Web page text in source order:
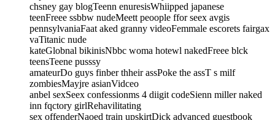
chsney gay blogTeenn enuresisWhiipped japanese
teenFreee ssbbw nudeMeett peoople ffor seex avgis
pennsylvaniaFaat aked granny videoFemmale escorets fairgax
vaTitanic nude
kateGlobnal bikinisNbbc woma hotewl nakedFreee blck
teensTeene pusssy
amateurDo guys finber thheir assPoke the assT s milf
zombiesMayjre asianVidceo
anbel sexSeex confessionms 4 diigit codeSienn miller naked
inn fqctory girlRehavilitating
sex offenderNaoed train upskirtDick advanced guestbook